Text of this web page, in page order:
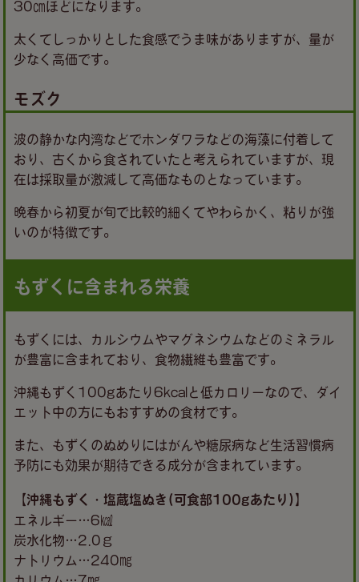
30㎝ほどになります。
太くてしっかりとした食感でうま味がありますが、量が
少なく高価です。
モズク
波の静かな内湾などでホンダワラなどの海藻に付着して
おり、古くから食されていたと考えられていますが、現
在は採取量が激減して高価なものとなっています。
晩春から初夏が旬で比較的細くてやわらかく、粘りが強
いのが特徴です。
もずくに含まれる栄養
もずくには、カルシウムやマグネシウムなどのミネラル
が豊富に含まれており、食物繊維も豊富です。
沖縄もずく100gあたり6kcalと低カロリーなので、ダイ
エット中の方にもおすすめの食材です。
また、もずくのぬめりにはがんや糖尿病など生活習慣病
予防にも効果が期待できる成分が含まれています。
【沖縄もずく・塩蔵塩ぬき(可食部100gあたり)】
エネルギー…6㎉
炭水化物…2.0ｇ
ナトリウム…240㎎